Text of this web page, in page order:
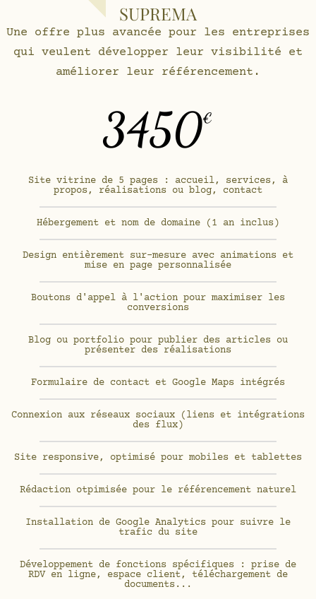
SUPREMA
Une offre plus avancée pour les entreprises
qui veulent développer leur visibilité et
améliorer leur référencement.
3450€
Site vitrine de 5 pages : accueil, services, à
propos, réalisations ou blog, contact
Hébergement et nom de domaine (1 an inclus)
Design entièrement sur-mesure avec animations et
mise en page personnalisée
Boutons d'appel à l'action pour maximiser les
conversions
Blog ou portfolio pour publier des articles ou
présenter des réalisations
Formulaire de contact et Google Maps intégrés
Connexion aux réseaux sociaux (liens et intégrations
des flux)
Site responsive, optimisé pour mobiles et tablettes
Rédaction otpimisée pour le référencement naturel
Installation de Google Analytics pour suivre le
trafic du site
Développement de fonctions spécifiques : prise de
RDV en ligne, espace client, téléchargement de
documents...